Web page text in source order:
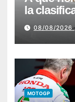
la
Silverstone
08/08/2026
MOTOGP